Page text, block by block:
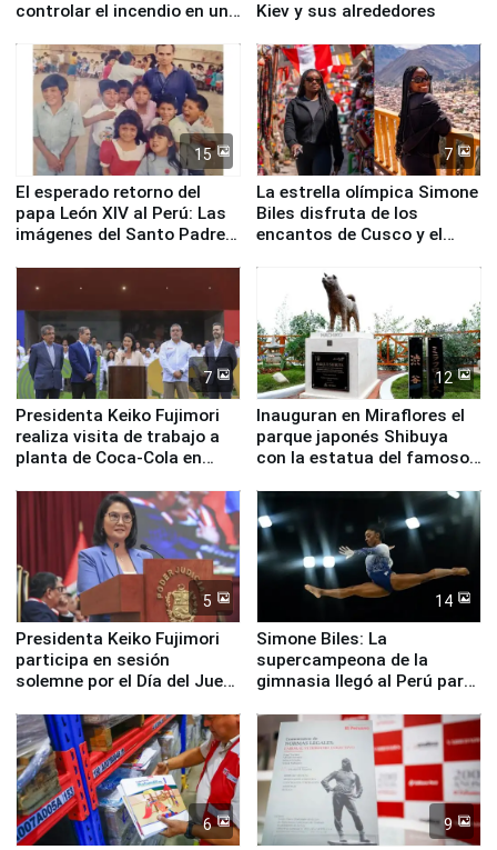
controlar el incendio en una
de Chile
Kiev y sus alrededores
15
El esperado retorno del
papa León XIV al Perú: Las
imágenes del Santo Padre
7
La estrella olímpica Simone
Biles disfruta de los
encantos de Cusco y el
7
Presidenta Keiko Fujimori
realiza visita de trabajo a
planta de Coca-Cola en
12
Inauguran en Miraflores el
parque japonés Shibuya
con la estatua del famoso
5
Presidenta Keiko Fujimori
participa en sesión
solemne por el Día del Juez
14
Simone Biles: La
supercampeona de la
gimnasia llegó al Perú para
Panamericanos Lima 2027
6 9